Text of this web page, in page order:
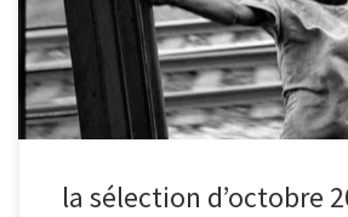
Nicolas Quinette.
la sélection d’octobre